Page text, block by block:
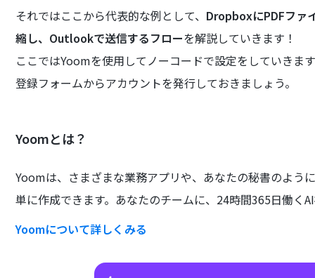
それではここから代表的な例として、 DropboxにPDFファ
縮し、Outlookで送信するフローを解説していきます！
ここではYoomを使用してノーコードで設定をしていきま
登録フォームからアカウントを発行しておきましょう。
Yoomとは？
Yoomは、さまざまな業務アプリや、あなたの秘書のよう
単に作成できます。あなたのチームに、24時間365日働く
Yoomについて詳しくみる